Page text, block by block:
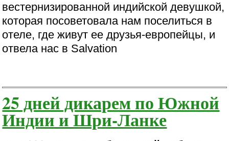
вестернизированной индийской девушкой,
которая посоветовала нам поселиться в
отеле, где живут ее друзья-европейцы, и
отвела нас в Salvation
25 дней дикарем по Южной
Индии и Шри-Ланке